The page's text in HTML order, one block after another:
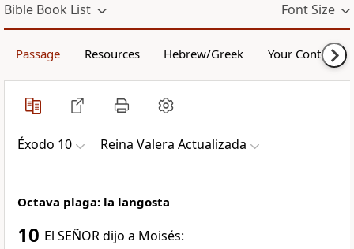
Bible Book List Font Size
Passage Resources Hebrew/Greek Your Content
Éxodo 10 Reina Valera Actualizada
Octava plaga: la langosta
10 El SEÑOR dijo a Moisés: